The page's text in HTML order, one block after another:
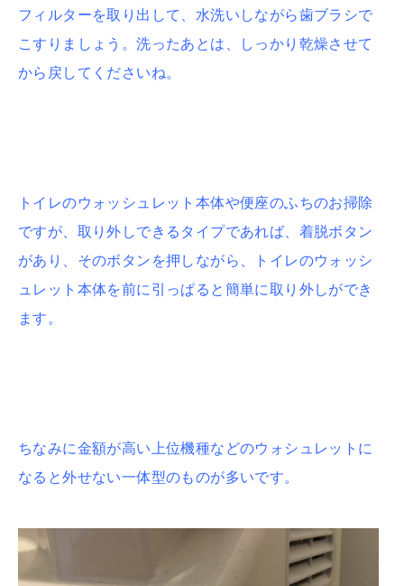
フィルターを取り出して、水洗いしながら歯ブラシで
こすりましょう。洗ったあとは、
しっかり乾燥させて
から戻してくださいね。
トイレのウォッシュレット本体や便座のふちのお掃除
ですが、取り外しできるタイプであれば、着脱ボタン
があり、そのボタンを押しながら、トイレのウォッシ
ュレット本体を前に引っぱると簡単に取り外しができ
ます。
ちなみに金額が高い上位機種などのウォシュレットに
なると外せない一体型のものが多いです。